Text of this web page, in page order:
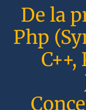
De la
Php